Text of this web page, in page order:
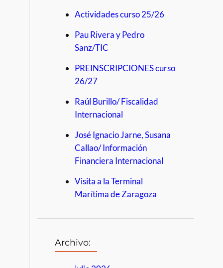
Actividades curso 25/26
Pau Rivera y Pedro
Sanz/TIC
PREINSCRIPCIONES curso
26/27
Raúl Burillo/ Fiscalidad
Internacional
José Ignacio Jarne, Susana
Callao/ Información
Financiera Internacional
Visita a la Terminal
Marítima de Zaragoza
Archivo: